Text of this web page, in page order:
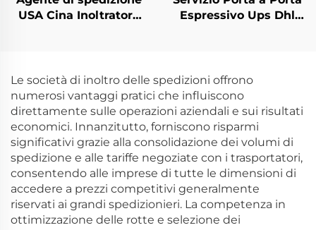
USA Cina Inoltratore
agli USA
Espressivo Ups Dhl
Le società di inoltro delle spedizioni offrono
numerosi vantaggi pratici che influiscono
direttamente sulle operazioni aziendali e sui risultati
economici. Innanzitutto, forniscono risparmi
significativi grazie alla consolidazione dei volumi di
spedizione e alle tariffe negoziate con i trasportatori,
consentendo alle imprese di tutte le dimensioni di
accedere a prezzi competitivi generalmente
riservati ai grandi spedizionieri. La competenza in
ottimizzazione delle rotte e selezione dei